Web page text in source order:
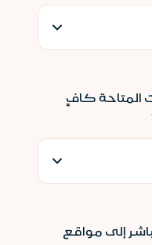
المتاحة كافٍ
إلى مواقع